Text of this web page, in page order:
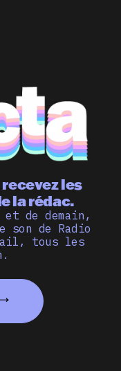
les
la rédac.
et de demain,
son de Radio
tous les